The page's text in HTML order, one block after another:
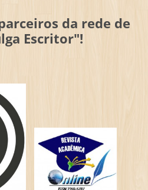
da rede de
Escritor"!